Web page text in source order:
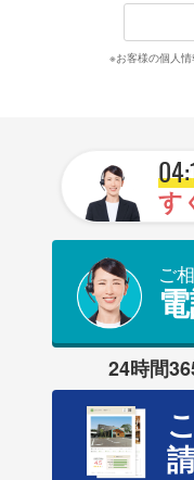
※お客様の個人情
す
ご
24時間